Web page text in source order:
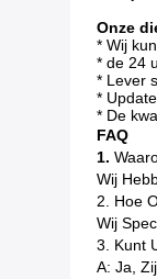
Onze
* Wij
* de 24
* Lever
*
* De
FAQ
1.
Wij
2. Hoe
Wij
3. Kunt
A: Ja,